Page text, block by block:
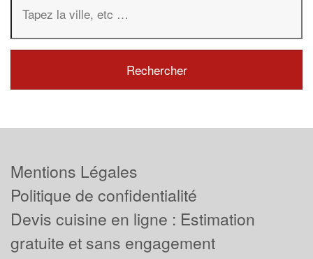
Mentions Légales
Politique de confidentialité
Devis cuisine en ligne : Estimation
gratuite et sans engagement